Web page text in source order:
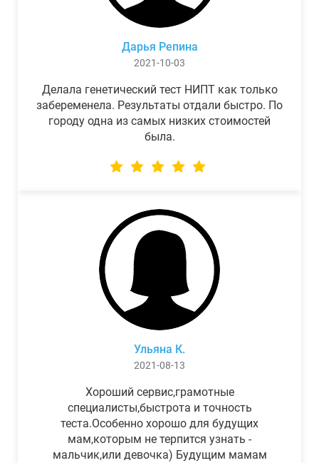
Дарья Репина
2021-10-03
Делала генетический тест НИПТ как только
забеременела. Результаты отдали быстро. По
городу одна из самых низких стоимостей
была.
Ульяна К.
2021-08-13
Хороший сервис,грамотные
специалисты,быстрота и точность
теста.Особенно хорошо для будущих
мам,которым не терпится узнать -
мальчик,или девочка) Будущим мамам